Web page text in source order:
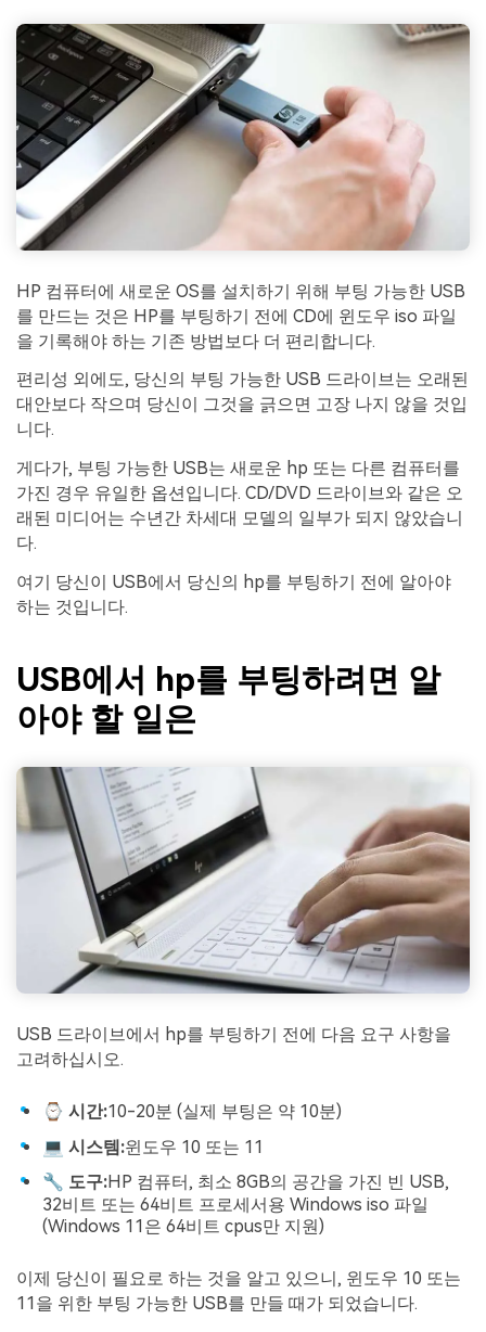
HP 컴퓨터에 새로운 OS를 설치하기 위해 부팅 가능한 USB
를 만드는 것은 HP를 부팅하기 전에 CD에 윈도우 iso 파일
을 기록해야 하는 기존 방법보다 더 편리합니다.
편리성 외에도, 당신의 부팅 가능한 USB 드라이브는 오래된
대안보다 작으며 당신이 그것을 긁으면 고장 나지 않을 것입
니다.
게다가, 부팅 가능한 USB는 새로운 hp 또는 다른 컴퓨터를
가진 경우 유일한 옵션입니다. CD/DVD 드라이브와 같은 오
래된 미디어는 수년간 차세대 모델의 일부가 되지 않았습니
다.
여기 당신이 USB에서 당신의 hp를 부팅하기 전에 알아야
하는 것입니다.
USB에서 hp를 부팅하려면 알
아야 할 일은
USB 드라이브에서 hp를 부팅하기 전에 다음 요구 사항을
고려하십시오.
⌚ 시간:10-20분 (실제 부팅은 약 10분)
💻 시스템:윈도우 10 또는 11
🔧 도구:HP 컴퓨터, 최소 8GB의 공간을 가진 빈 USB,
32비트 또는 64비트 프로세서용 Windows iso 파일
(Windows 11은 64비트 cpus만 지원)
이제 당신이 필요로 하는 것을 알고 있으니, 윈도우 10 또는
11을 위한 부팅 가능한 USB를 만들 때가 되었습니다.